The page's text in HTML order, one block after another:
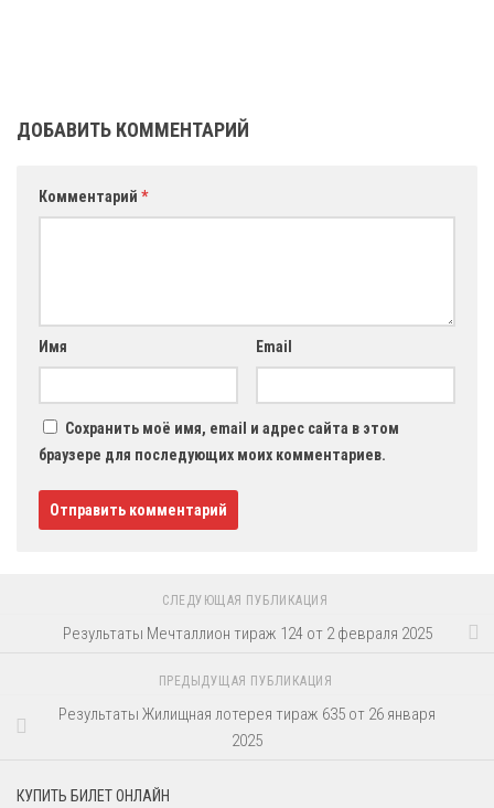
ДОБАВИТЬ КОММЕНТАРИЙ
Комментарий *
Имя Email
Сохранить моё имя, email и адрес сайта в этом
браузере для последующих моих комментариев.
СЛЕДУЮЩАЯ ПУБЛИКАЦИЯ
Результаты Мечталлион тираж 124 от 2 февраля 2025
ПРЕДЫДУЩАЯ ПУБЛИКАЦИЯ
Результаты Жилищная лотерея тираж 635 от 26 января
2025
КУПИТЬ БИЛЕТ ОНЛАЙН